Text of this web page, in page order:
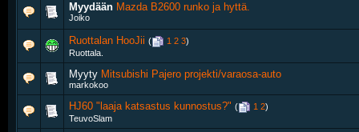
Myydään Mazda B2600 runko ja hyttä.
Joiko
Ruottalan HooJii ( 1 2 3)
Ruottala.
Myyty Mitsubishi Pajero projekti/varaosa-auto
markokoo
HJ60 "laaja katsastus kunnostus?" ( 1 2)
TeuvoSlam